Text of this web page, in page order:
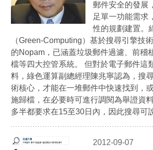
郵件安全的發展
足單一功能需求
性的規劃建置。
（Green-Computing）基於搜尋引擎技
的Nopam，已涵蓋垃圾郵件過濾、前稽
檔等四大控管系統。 但對於電子郵件這
料，綠色運算副總經理陳兆寧認為，搜
術核心，才能在一堆郵件中快速找到，
施歸檔，在必要時可進行調閱為舉證資
多半都要求在15至30日內，因此搜尋可
2012-09-07